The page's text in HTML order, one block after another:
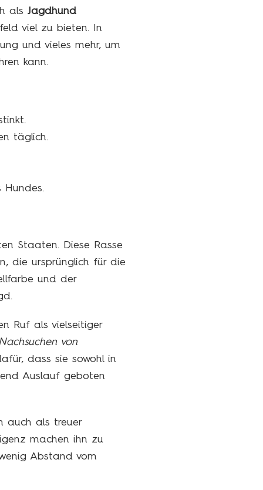
als Jagdhund
viel zu bieten. In
und vieles mehr, um
kann.
täglich.
Staaten. Diese Rasse
die ursprünglich für die
und der
Ruf als vielseitiger
von
dass sie sowohl in
Auslauf geboten
auch als treuer
machen ihn zu
Abstand vom